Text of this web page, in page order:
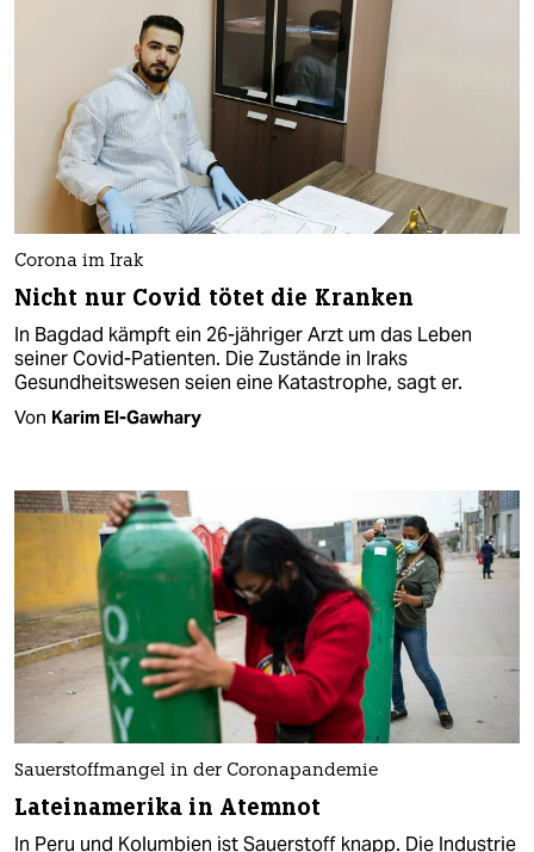
Corona im Irak
Nicht nur Covid tötet die Kranken
In Bagdad kämpft ein 26-jähriger Arzt um das Leben
seiner Covid-Patienten. Die Zustände in Iraks
Gesundheitswesen seien eine Katastrophe, sagt er.
Von Karim El-Gawhary
Sauerstoffmangel in der Coronapandemie
Lateinamerika in Atemnot
In Peru und Kolumbien ist Sauerstoff knapp. Die Industrie